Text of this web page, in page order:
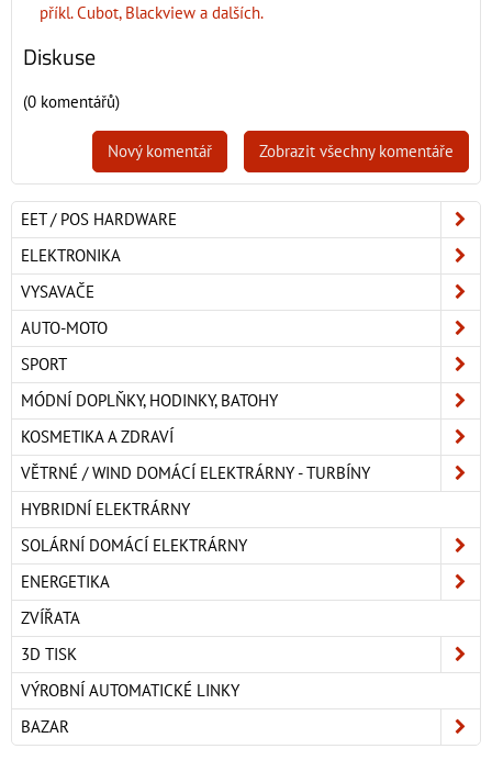
příkl. Cubot, Blackview a dalších.
Diskuse
(0 komentářů)
Zobrazit všechny komentáře
Nový komentář
EET / POS HARDWARE
ELEKTRONIKA
VYSAVAČE
AUTO-MOTO
SPORT
MÓDNÍ DOPLŇKY, HODINKY, BATOHY
KOSMETIKA A ZDRAVÍ
VĚTRNÉ / WIND DOMÁCÍ ELEKTRÁRNY - TURBÍNY
HYBRIDNÍ ELEKTRÁRNY
SOLÁRNÍ DOMÁCÍ ELEKTRÁRNY
ENERGETIKA
ZVÍŘATA
3D TISK
VÝROBNÍ AUTOMATICKÉ LINKY
BAZAR